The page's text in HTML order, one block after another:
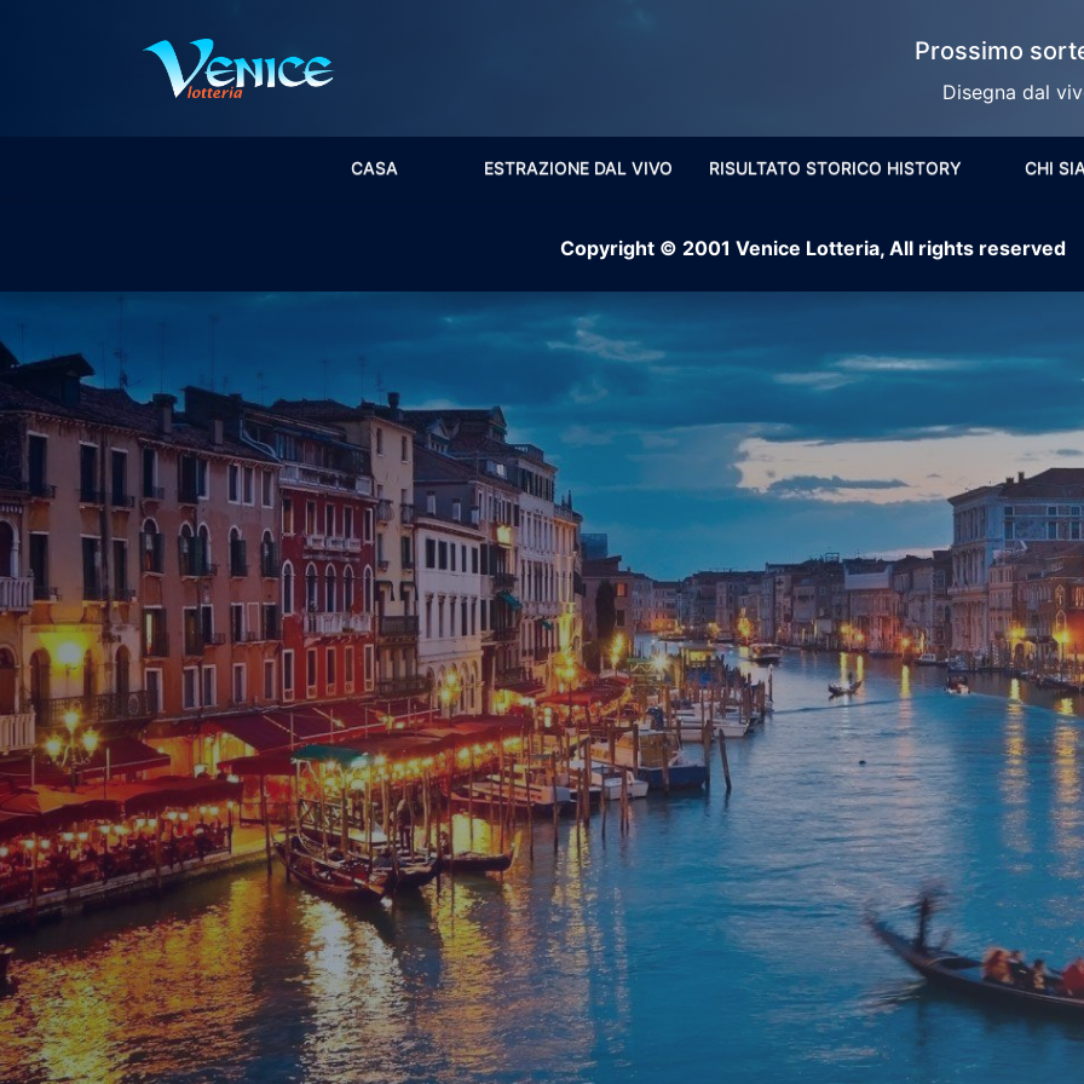
Prossimo
Disegna dal
CASA ESTRAZIONE DAL VIVO RISULTATO STORICO HISTORY CHI
Copyright © 2001 Venice Lotteria, All rights reserved